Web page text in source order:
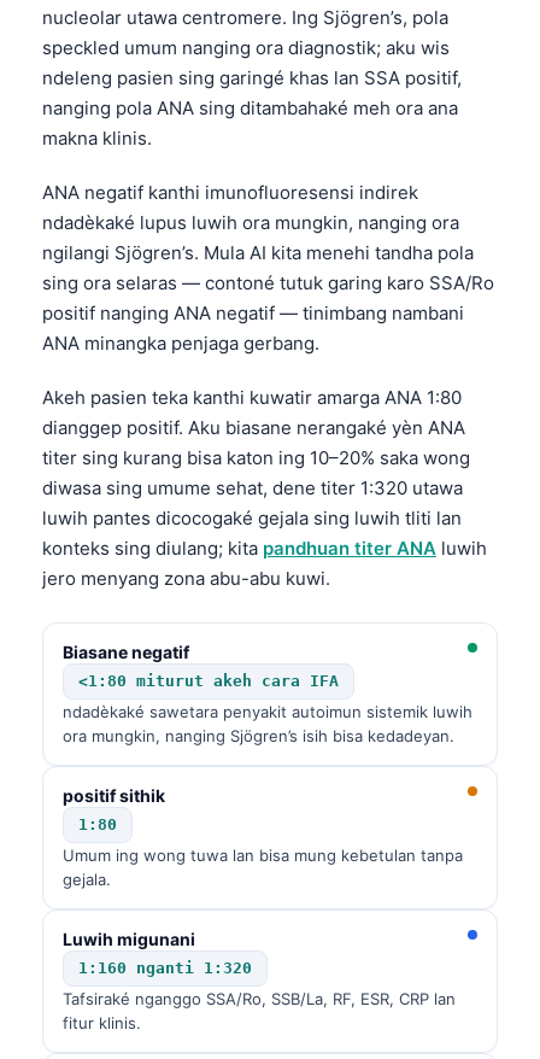
nucleolar utawa centromere. Ing Sjögren’s, pola
speckled umum nanging ora diagnostik; aku wis
ndeleng pasien sing garingé khas lan SSA positif,
nanging pola ANA sing ditambahaké meh ora ana
makna klinis.
ANA negatif kanthi imunofluoresensi indirek
ndadèkaké lupus luwih ora mungkin, nanging ora
ngilangi Sjögren’s. Mula AI kita menehi tandha pola
sing ora selaras — contoné tutuk garing karo SSA/Ro
positif nanging ANA negatif — tinimbang nambani
ANA minangka penjaga gerbang.
Akeh pasien teka kanthi kuwatir amarga ANA 1:80
dianggep positif. Aku biasane nerangaké yèn ANA
titer sing kurang bisa katon ing 10–20% saka wong
diwasa sing umume sehat, dene titer 1:320 utawa
luwih pantes dicocogaké gejala sing luwih tliti lan
konteks sing diulang; kita pandhuan titer ANA luwih
jero menyang zona abu-abu kuwi.
Biasane negatif
<1:80 miturut akeh cara IFA
ndadèkaké sawetara penyakit autoimun sistemik luwih
ora mungkin, nanging Sjögren’s isih bisa kedadeyan.
positif sithik
1:80
Umum ing wong tuwa lan bisa mung kebetulan tanpa
gejala.
Luwih migunani
1:160 nganti 1:320
Tafsiraké nganggo SSA/Ro, SSB/La, RF, ESR, CRP lan
fitur klinis.